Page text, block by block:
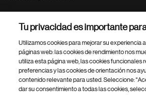
Footer Site Search
Tu privacidad es importante
Utilizamos cookies para mejorar su experiencia
páginas web: las cookies de rendimiento nos
utiliza esta página web, las cookies funcionales
preferencias y las cookies de orientación nos
contenido relevante para usted. Seleccione:
dar su consentimiento a todas las cookies,